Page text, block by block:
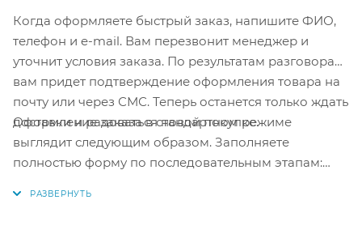
Когда оформляете быстрый заказ, напишите ФИО,
телефон и e-mail. Вам перезвонит менеджер и
уточнит условия заказа. По результатам разговора
вам придет подтверждение оформления товара на
почту или через СМС. Теперь останется только ждать
доставки и радоваться новой покупке.
Оформление заказа в стандартном режиме
выглядит следующим образом. Заполняете
полностью форму по последовательным этапам: